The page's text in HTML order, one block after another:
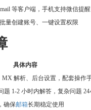
等客户端，手机支持微信提醒
量创建账号、一键设置权限
具体内容
MX 解析、后台设置，配套操作
题 1-2 小时内解答，复杂问题
确保邮箱长期稳定使用